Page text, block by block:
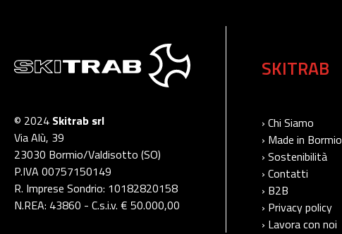
© 2024 Skitrab srl
Via Alù, 39
23030 Bormio/Valdisotto (SO)
P.IVA 00757150149
R. Imprese Sondrio: 10182820158
N.REA: 43860 - C.s.i.v. € 50.000,00
SKITRAB
› Chi Siamo
› Made in Bormio
› Sostenibilità
› Contatti
› B2B
› Privacy policy
› Lavora con noi